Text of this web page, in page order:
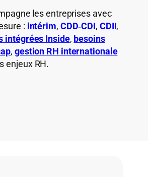
les entreprises avec
: intérim, CDD‑CDI, CDII,
intégrées Inside, besoins
, gestion RH internationale
enjeux RH.